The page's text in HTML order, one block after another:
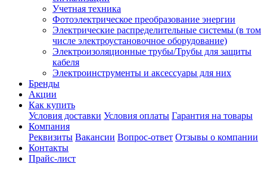
Учетная техника
Фотоэлектрическое преобразование энергии
Электрические распределительные системы (в том
числе электроустановочное оборудование)
Электроизоляционные трубы/Трубы для защиты
кабеля
Электроинструменты и аксессуары для них
Бренды
Акции
Как купить
Условия доставки Условия оплаты Гарантия на товары
Компания
Реквизиты Вакансии Вопрос-ответ Отзывы о компании
Контакты
Прайс-лист